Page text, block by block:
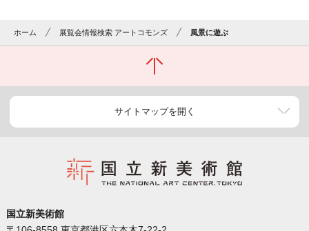
ホーム 展覧会情報検索 アートコモンズ 風景に遊ぶ
サイトマップを開く
国立新美術館